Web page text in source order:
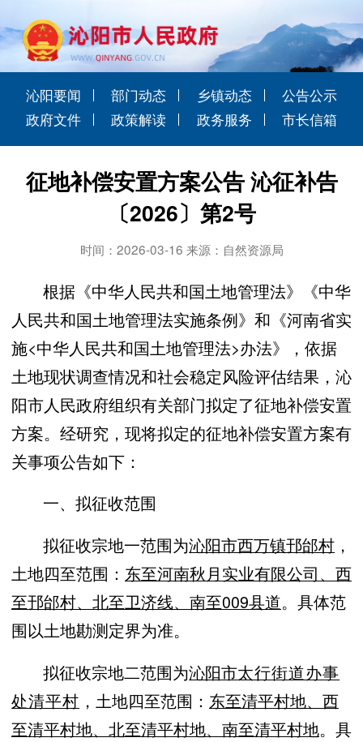
沁阳要闻 部门动态 乡镇动态
公告公示
政府文件
政策解读 政务服务 市长信箱
征地补偿安置方案公告 沁征补告
〔2026〕第2号
时间：2026-03-16 来源：自然资源局
根据《中华人民共和国土地管理法》《中华
人民共和国土地管理法实施条例》和《河南省实
施<中华人民共和国土地管理法>办法》，依据
土地现状调查情况和社会稳定风险评估结果，沁
阳市人民政府组织有关部门拟定了征地补偿安置
方案。经研究，现将拟定的征地补偿安置方案有
关事项公告如下：
一、拟征收范围
拟征收宗地一范围为沁阳市西万镇邘邰村 ，
土地四至范围： 东至河南秋月实业有限公司、西
至邘邰村、北至卫济线、南至009县道。具体范
围以土地勘测定界为准。
拟征收宗地二范围为沁阳市太行街道办事
处清平村 ，土地四至范围： 东至清平村地、西
至清平村地、北至清平村地、南至清平村地。 具